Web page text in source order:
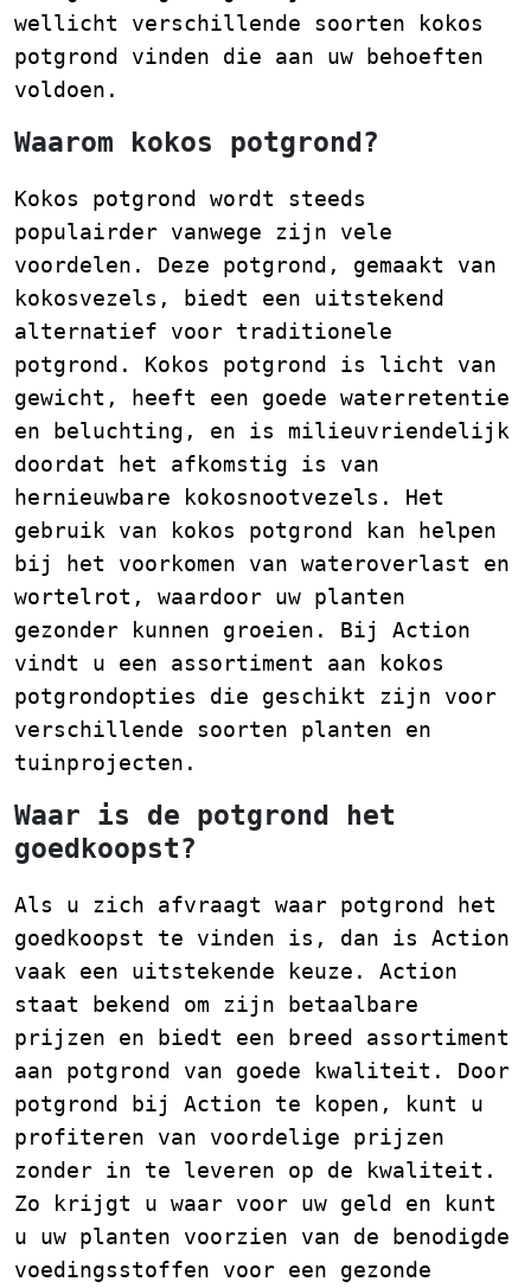
wellicht verschillende soorten kokos
potgrond vinden die aan uw behoeften
voldoen.
Waarom kokos potgrond?
Kokos potgrond wordt steeds
populairder vanwege zijn vele
voordelen. Deze potgrond, gemaakt van
kokosvezels, biedt een uitstekend
alternatief voor traditionele
potgrond. Kokos potgrond is licht van
gewicht, heeft een goede waterretentie
en beluchting, en is milieuvriendelijk
doordat het afkomstig is van
hernieuwbare kokosnootvezels. Het
gebruik van kokos potgrond kan helpen
bij het voorkomen van wateroverlast en
wortelrot, waardoor uw planten
gezonder kunnen groeien. Bij Action
vindt u een assortiment aan kokos
potgrondopties die geschikt zijn voor
verschillende soorten planten en
tuinprojecten.
Waar is de potgrond het
goedkoopst?
Als u zich afvraagt waar potgrond het
goedkoopst te vinden is, dan is Action
vaak een uitstekende keuze. Action
staat bekend om zijn betaalbare
prijzen en biedt een breed assortiment
aan potgrond van goede kwaliteit. Door
potgrond bij Action te kopen, kunt u
profiteren van voordelige prijzen
zonder in te leveren op de kwaliteit.
Zo krijgt u waar voor uw geld en kunt
u uw planten voorzien van de benodigde
voedingsstoffen voor een gezonde